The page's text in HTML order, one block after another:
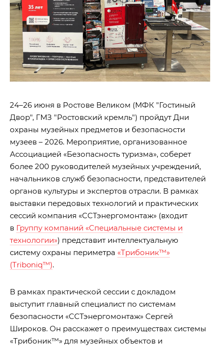
24–26 июня в Ростове Великом (МФК "Гостиный
Двор", ГМЗ "Ростовский кремль") пройдут Дни
охраны музейных предметов и безопасности
музеев – 2026. Мероприятие, организованное
Ассоциацией «Безопасность туризма», соберет
более 200 руководителей музейных учреждений,
начальников служб безопасности, представителей
органов культуры и экспертов отрасли. В рамках
выставки передовых технологий и практических
сессий компания «ССТэнергомонтаж» (входит
в Группу компаний «Специальные системы и
технологии») представит интеллектуальную
систему охраны периметра «Трибоник™»
(Triboniq™).
В рамках практической сессии с докладом
выступит главный специалист по системам
безопасности «ССТэнергомонтаж» Сергей
Широков. Он расскажет о преимуществах системы
«Трибоник™» для музейных объектов и